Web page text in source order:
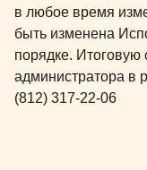
в любое время
быть изменена
порядке. Итоговую
администратора в
(812) 317-22-06